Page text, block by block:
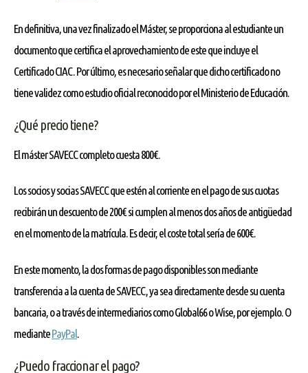
En definitiva, una vez finalizado el Máster, se proporciona al estudiante un
documento que certifica el aprovechamiento de este que incluye el
Certificado CIAC. Por último, es necesario señalar que dicho certificado no
tiene validez como estudio oficial reconocido por el Ministerio de Educación.
¿Qué precio tiene?
El máster SAVECC completo cuesta 800€.
Los socios y socias SAVECC que estén al corriente en el pago de sus cuotas
recibirán un descuento de 200€ si cumplen al menos dos años de antigüedad
en el momento de la matrícula. Es decir, el coste total sería de 600€.
En este momento, la dos formas de pago disponibles son mediante
transferencia a la cuenta de SAVECC, ya sea directamente desde su cuenta
bancaria, o a través de intermediarios como Global66 o Wise, por ejemplo. O
mediantePayPal.
¿Puedo fraccionar el pago?